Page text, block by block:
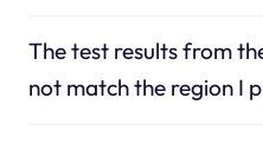
The test results from
not match the region I